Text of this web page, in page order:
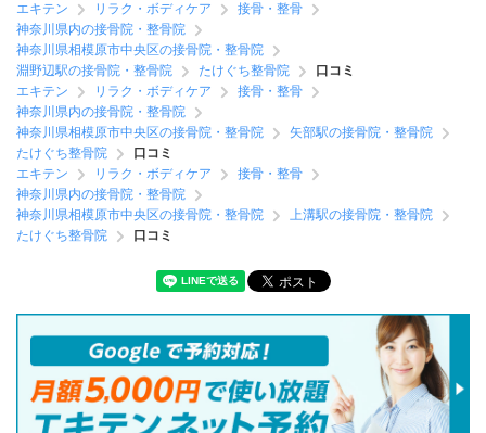
エキテン
リラク・ボディケア
接骨・整骨
神奈川県内の接骨院・整骨院
神奈川県相模原市中央区の接骨院・整骨院
淵野辺駅の接骨院・整骨院
たけぐち整骨院
口コミ
エキテン
リラク・ボディケア
接骨・整骨
神奈川県内の接骨院・整骨院
神奈川県相模原市中央区の接骨院・整骨院
矢部駅の接骨院・整骨院
たけぐち整骨院
口コミ
エキテン
リラク・ボディケア
接骨・整骨
神奈川県内の接骨院・整骨院
神奈川県相模原市中央区の接骨院・整骨院
上溝駅の接骨院・整骨院
たけぐち整骨院
口コミ